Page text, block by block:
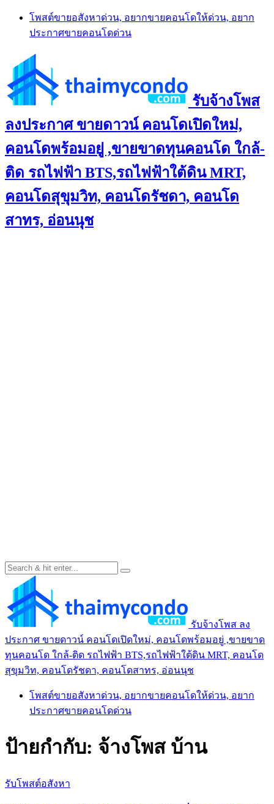
Skip
content
โพสต์ขายอสังหาด่วน, อยากขายคอนโดให้ด่วน, อยาก
ประกาศขายคอนโดด่วน
รับจ้างโพส
ลงประกาศ ขายดาวน์ คอนโดเปิดใหม่,
คอนโดพร้อมอยู่ ,ขายขาดทุนคอนโด ใกล้-
ติด รถไฟฟ้า BTS,รถไฟฟ้าใต้ดิน MRT,
คอนโดสุขุมวิท, คอนโดรัชดา, คอนโด
สาทร, อ่อนนุช
รับจ้างโพส ลง
ประกาศ ขายดาวน์ คอนโดเปิดใหม่, คอนโดพร้อมอยู่ ,ขายขาด
ทุนคอนโด ใกล้-ติด รถไฟฟ้า BTS,รถไฟฟ้าใต้ดิน MRT, คอนโด
สุขุมวิท, คอนโดรัชดา, คอนโดสาทร, อ่อนนุช
โพสต์ขายอสังหาด่วน, อยากขายคอนโดให้ด่วน, อยาก
ประกาศขายคอนโดด่วน
ป้ายกำกับ: จ้างโพส บ้าน
รับโพสต์อสังหา